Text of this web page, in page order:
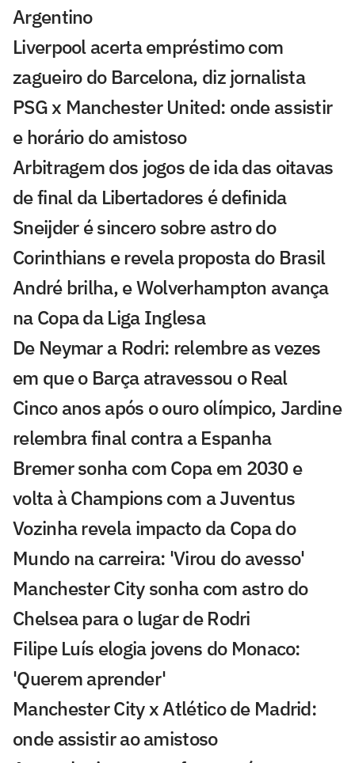
Argentino
Liverpool acerta empréstimo com
zagueiro do Barcelona, diz jornalista
PSG x Manchester United: onde assistir
e horário do amistoso
Arbitragem dos jogos de ida das oitavas
de final da Libertadores é definida
Sneijder é sincero sobre astro do
Corinthians e revela proposta do Brasil
André brilha, e Wolverhampton avança
na Copa da Liga Inglesa
De Neymar a Rodri: relembre as vezes
em que o Barça atravessou o Real
Cinco anos após o ouro olímpico, Jardine
relembra final contra a Espanha
Bremer sonha com Copa em 2030 e
volta à Champions com a Juventus
Vozinha revela impacto da Copa do
Mundo na carreira: 'Virou do avesso'
Manchester City sonha com astro do
Chelsea para o lugar de Rodri
Filipe Luís elogia jovens do Monaco:
'Querem aprender'
Manchester City x Atlético de Madrid:
onde assistir ao amistoso